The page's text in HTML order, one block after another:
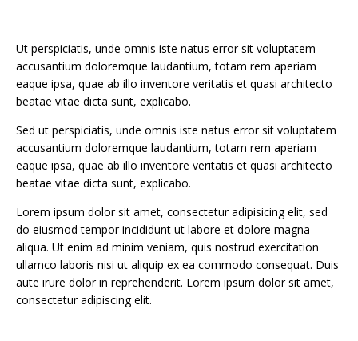
Ut perspiciatis, unde omnis iste natus error sit voluptatem
accusantium doloremque laudantium, totam rem aperiam
eaque ipsa, quae ab illo inventore veritatis et quasi architecto
beatae vitae dicta sunt, explicabo.
Sed ut perspiciatis, unde omnis iste natus error sit voluptatem
accusantium doloremque laudantium, totam rem aperiam
eaque ipsa, quae ab illo inventore veritatis et quasi architecto
beatae vitae dicta sunt, explicabo.
Lorem ipsum dolor sit amet, consectetur adipisicing elit, sed
do eiusmod tempor incididunt ut labore et dolore magna
aliqua. Ut enim ad minim veniam, quis nostrud exercitation
ullamco laboris nisi ut aliquip ex ea commodo consequat. Duis
aute irure dolor in reprehenderit. Lorem ipsum dolor sit amet,
consectetur adipiscing elit.